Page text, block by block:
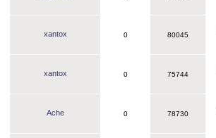
xantox 0 80045
xantox 0 75744
Ache 0 78730